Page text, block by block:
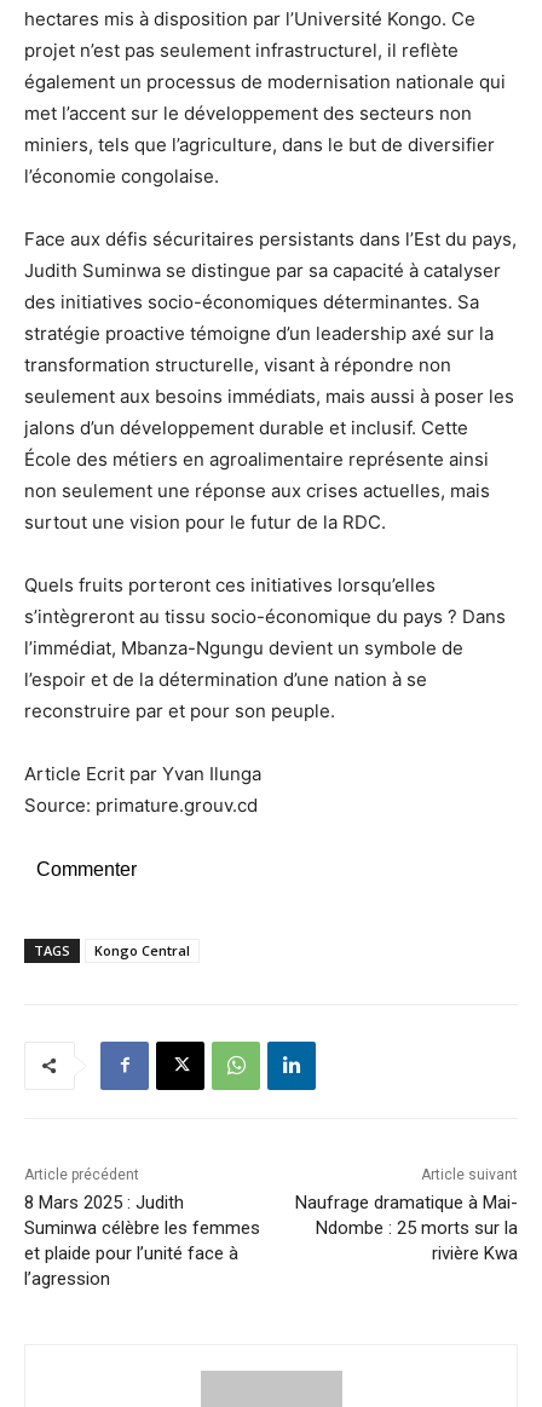
hectares mis à disposition par l’Université Kongo. Ce
projet n’est pas seulement infrastructurel, il reflète
également un processus de modernisation nationale qui
met l’accent sur le développement des secteurs non
miniers, tels que l’agriculture, dans le but de diversifier
l’économie congolaise.
Face aux défis sécuritaires persistants dans l’Est du pays,
Judith Suminwa se distingue par sa capacité à catalyser
des initiatives socio-économiques déterminantes. Sa
stratégie proactive témoigne d’un leadership axé sur la
transformation structurelle, visant à répondre non
seulement aux besoins immédiats, mais aussi à poser les
jalons d’un développement durable et inclusif. Cette
École des métiers en agroalimentaire représente ainsi
non seulement une réponse aux crises actuelles, mais
surtout une vision pour le futur de la RDC.
Quels fruits porteront ces initiatives lorsqu’elles
s’intègreront au tissu socio-économique du pays ? Dans
l’immédiat, Mbanza-Ngungu devient un symbole de
l’espoir et de la détermination d’une nation à se
reconstruire par et pour son peuple.
Article Ecrit par Yvan Ilunga
Source: primature.grouv.cd
Commenter
TAGS Kongo Central
Article précédent
8 Mars 2025 : Judith
Suminwa célèbre les femmes
et plaide pour l’unité face à
l’agression
Article suivant
Naufrage dramatique à Mai-
Ndombe : 25 morts sur la
rivière Kwa